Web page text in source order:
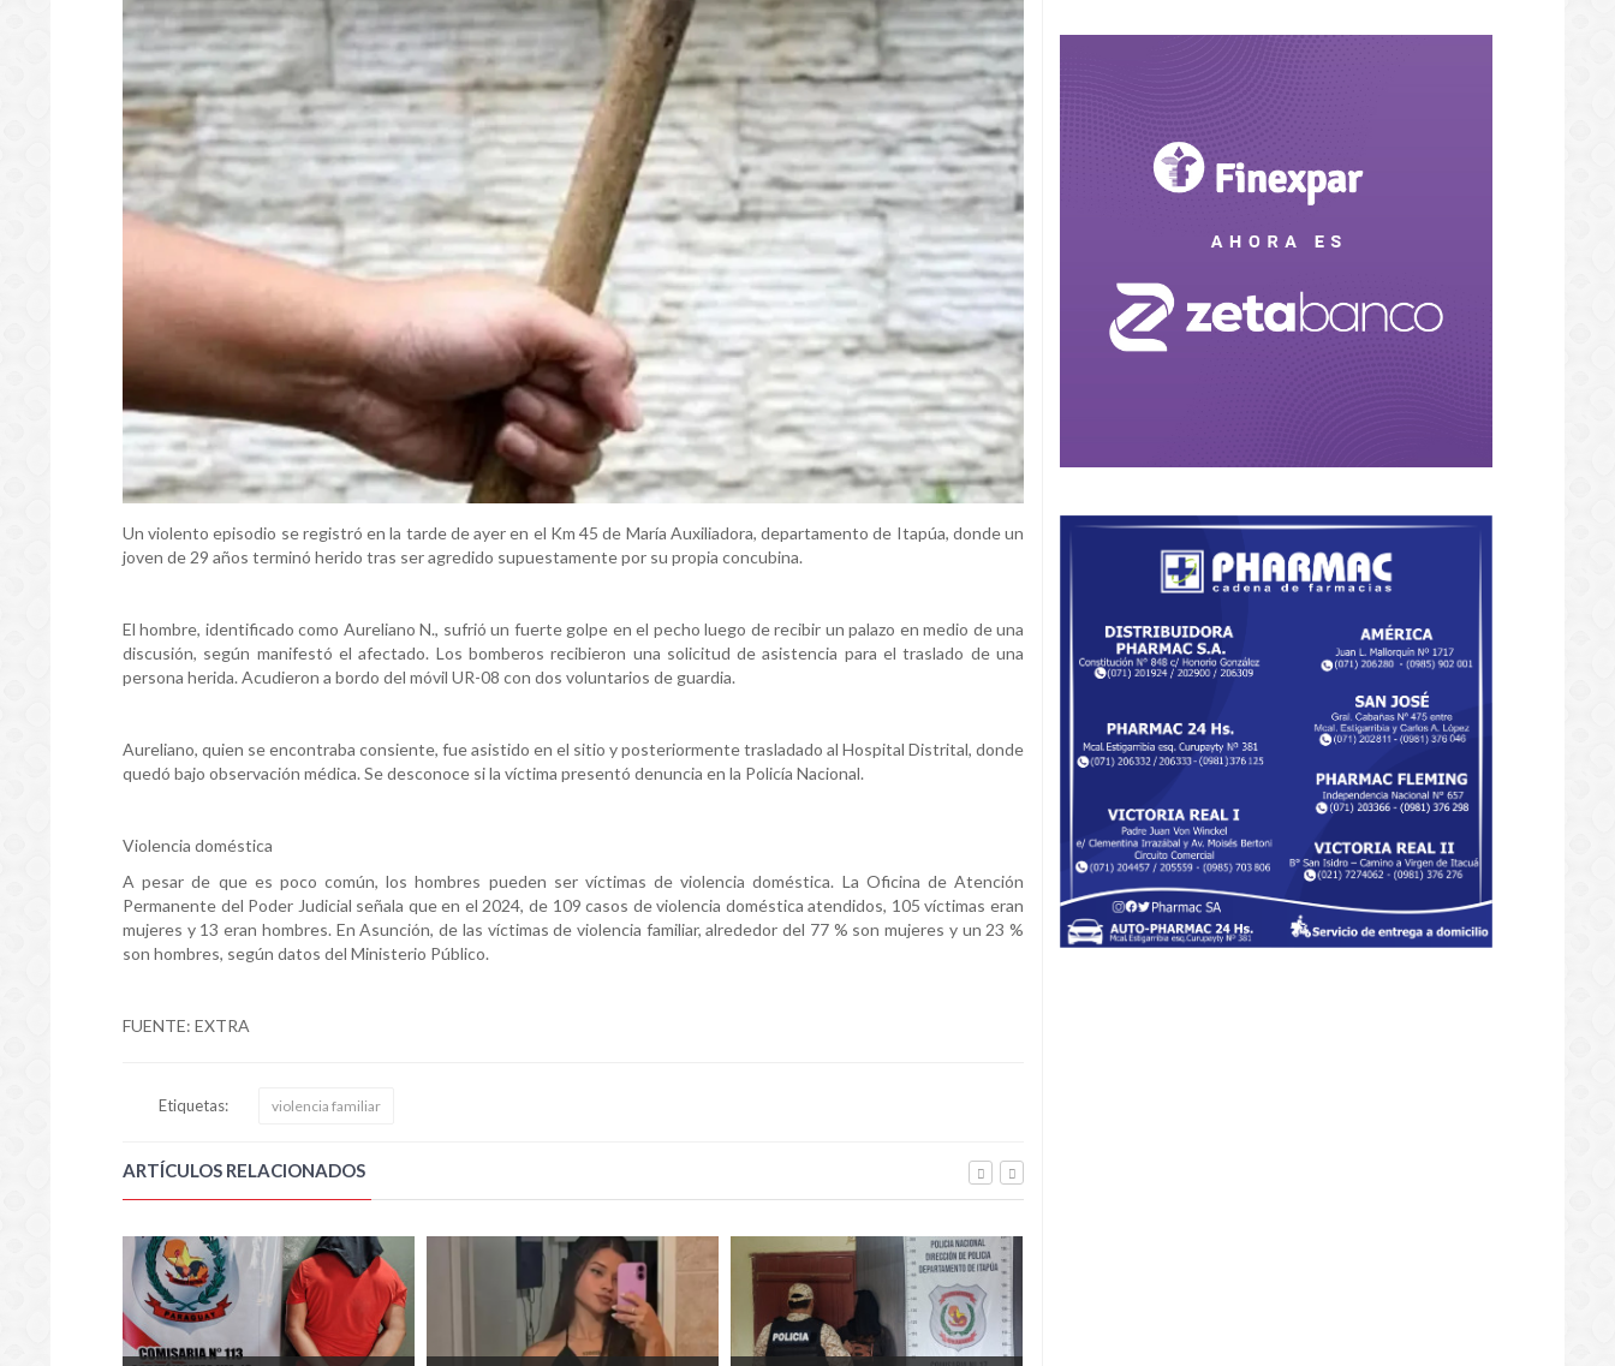
Un violento episodio se registró en la tarde de ayer en el Km 45 de María Auxiliadora, departamento de Itapúa, donde un
joven de 29 años terminó herido tras ser agredido supuestamente por su propia concubina.
El hombre, identificado como Aureliano N., sufrió un fuerte golpe en el pecho luego de recibir un palazo en medio de una
discusión, según manifestó el afectado. Los bomberos recibieron una solicitud de asistencia para el traslado de una
persona herida. Acudieron a bordo del móvil UR-08 con dos voluntarios de guardia.
Aureliano, quien se encontraba consiente, fue asistido en el sitio y posteriormente trasladado al Hospital Distrital, donde
quedó bajo observación médica. Se desconoce si la víctima presentó denuncia en la Policía Nacional.
Violencia doméstica
A pesar de que es poco común, los hombres pueden ser víctimas de violencia doméstica. La Oficina de Atención
Permanente del Poder Judicial señala que en el 2024, de 109 casos de violencia doméstica atendidos, 105 víctimas eran
mujeres y 13 eran hombres. En Asunción, de las víctimas de violencia familiar, alrededor del 77 % son mujeres y un 23 %
son hombres, según datos del Ministerio Público.
FUENTE: EXTRA
Etiquetas: violencia familiar
ARTÍCULOS RELACIONADOS